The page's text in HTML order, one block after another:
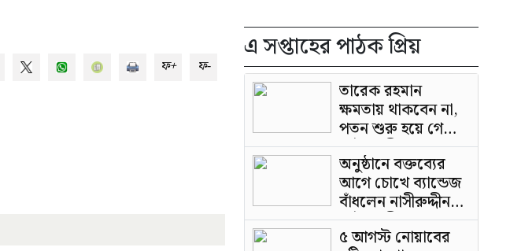
ফ+ ফ-
এ সপ্তাহের পাঠক প্রিয়
তারেক রহমান
ক্ষমতায় থাকবেন না,
পতন শুরু হয়ে গেছে:
পাটওয়ারী
অনুষ্ঠানে বক্তব্যের
আগে চোখে ব্যান্ডেজ
বাঁধলেন নাসীরুদ্দীন
পাটওয়ারী
৫ আগস্ট নোয়াবের